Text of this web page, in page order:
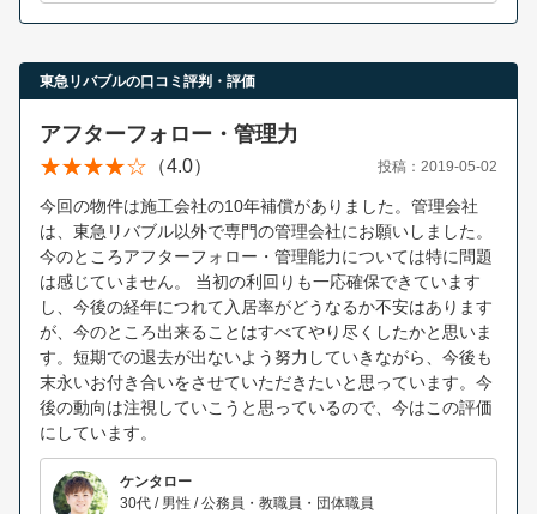
東急リバブルの口コミ評判・評価
アフターフォロー・管理力
（4.0） 投稿：2019-05-02
今回の物件は施工会社の10年補償がありました。管理会社
は、東急リバブル以外で専門の管理会社にお願いしました。
今のところアフターフォロー・管理能力については特に問題
は感じていません。 当初の利回りも一応確保できています
し、今後の経年につれて入居率がどうなるか不安はあります
が、今のところ出来ることはすべてやり尽くしたかと思いま
す。短期での退去が出ないよう努力していきながら、今後も
末永いお付き合いをさせていただきたいと思っています。今
後の動向は注視していこうと思っているので、今はこの評価
にしています。
ケンタロー
30代 / 男性 / 公務員・教職員・団体職員